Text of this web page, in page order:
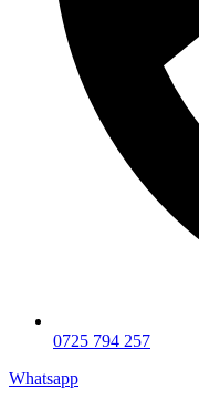
0725 794 257
Whatsapp